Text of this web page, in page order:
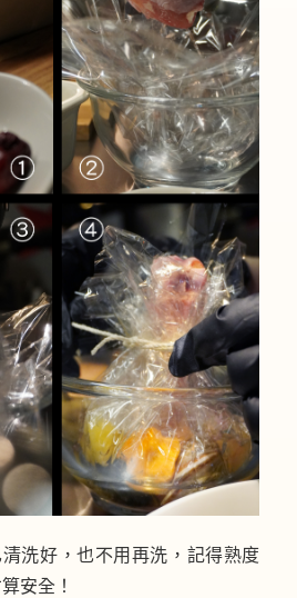
洗好，也不用再洗，記得熟度
安全！